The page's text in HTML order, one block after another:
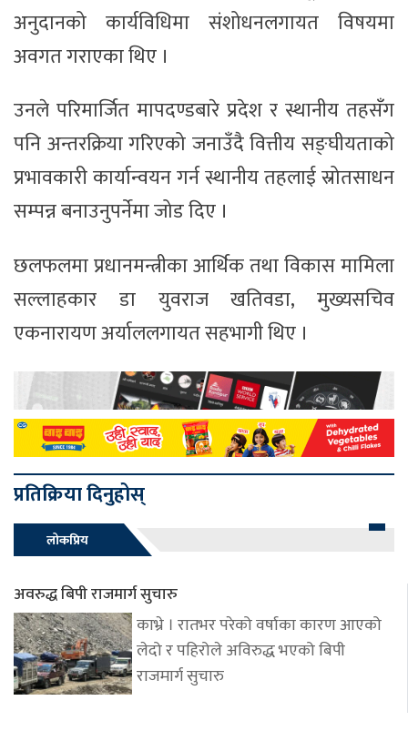
अनुदानको कार्यविधिमा संशोधनलगायत विषयमा
अवगत गराएका थिए ।
उनले परिमार्जित मापदण्डबारे प्रदेश र स्थानीय तहसँग
पनि अन्तरक्रिया गरिएको जनाउँदै वित्तीय सङ्घीयताको
प्रभावकारी कार्यान्वयन गर्न स्थानीय तहलाई स्रोतसाधन
सम्पन्न बनाउनुपर्नेमा जोड दिए ।
छलफलमा प्रधानमन्त्रीका आर्थिक तथा विकास मामिला
सल्लाहकार डा युवराज खतिवडा, मुख्यसचिव
एकनारायण अर्याललगायत सहभागी थिए ।
प्रतिक्रिया दिनुहोस्
लोकप्रिय
अवरुद्ध बिपी राजमार्ग सुचारु
काभ्रे । रातभर परेको वर्षाका कारण आएको
लेदो र पहिरोले अविरुद्ध भएको बिपी
राजमार्ग सुचारु